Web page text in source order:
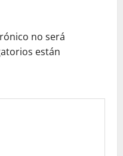
no será
están